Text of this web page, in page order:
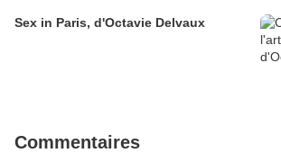
Sex in Paris, d'Octavie Delvaux
Commentaires